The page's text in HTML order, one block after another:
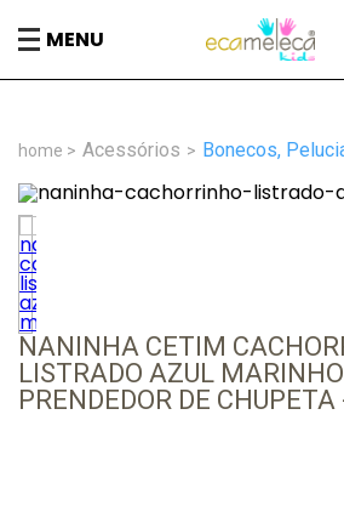
MENU
Acessórios
NANINHA CETIM
LISTRADO AZUL
PRENDEDOR DE